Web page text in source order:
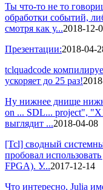
Ты что-то не то
обработки событий,
смотря как у...2018-12-
Презентации:2018-04-
tclquadcode
ускоряет до 25 раз!
Ну нижнее днище
on ... SDL... project",
выглядит ...2018-04-08
[Tcl] сводный
пробовал
FPGA). У...2017-12-14
Что интересно, Julia